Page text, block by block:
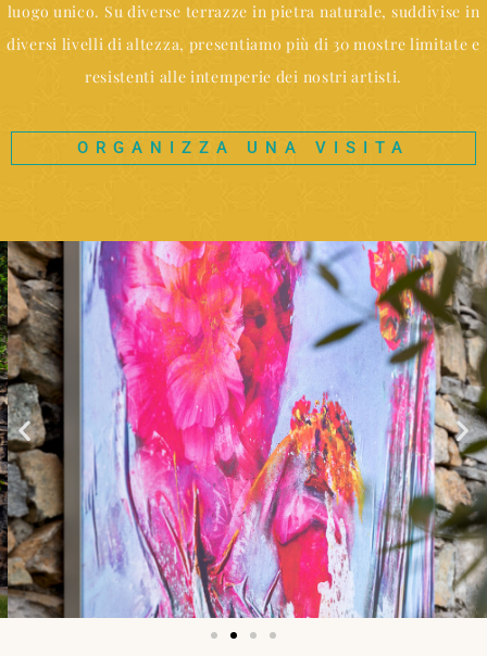
luogo unico. Su diverse terrazze in pietra naturale, suddivise in
diversi livelli di altezza, presentiamo più di 30 mostre limitate e
resistenti alle intemperie dei nostri artisti.
ORGANIZZA UNA VISITA